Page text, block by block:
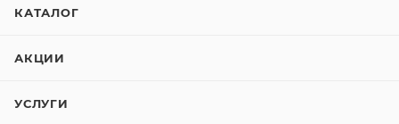
легко и быстро надевать плащ поверх верхней
КАТАЛОГ
АКЦИИ
УСЛУГИ